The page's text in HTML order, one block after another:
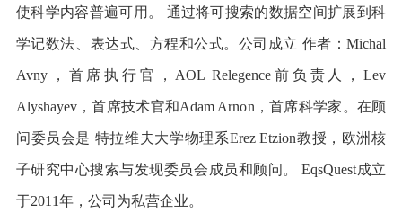
使科学内容普遍可用。 通过将可搜索的数据空间扩展到科
学记数法、表达式、方程和公式。公司成立 作者：Michal
Avny，首席执行官，AOL Relegence前负责人，Lev
Alyshayev，首席技术官和Adam Arnon，首席科学家。在顾
问委员会是 特拉维夫大学物理系Erez Etzion教授，欧洲核
子研究中心搜索与发现委员会成员和顾问。 EqsQuest成立
于2011年，公司为私营企业。